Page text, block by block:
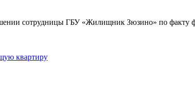
сотрудницы ГБУ «Жилищник Зюзино» по факту
квартиру